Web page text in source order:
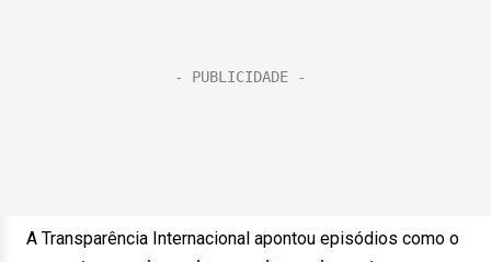
A Transparência Internacional apontou episódios como o